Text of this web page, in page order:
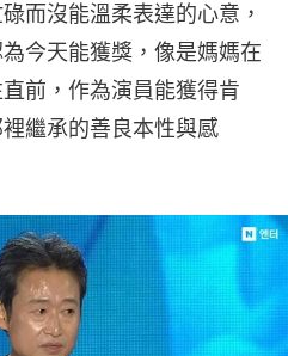
而沒能溫柔表達的心意，
今天能獲獎，像是媽媽在
前，作為演員能獲得肯
繼承的善良本性與感